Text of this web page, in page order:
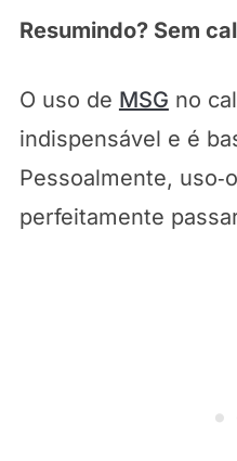
Resumindo? Sem
O uso de MSG no
indispensável e é
Pessoalmente,
perfeitamente